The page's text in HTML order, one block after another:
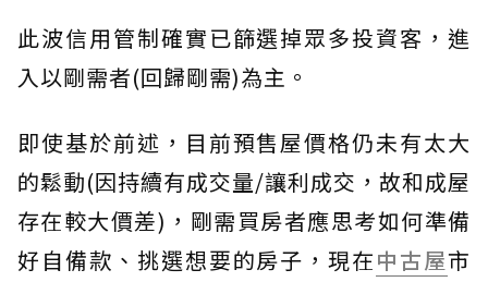
此波信用管制確實已篩選掉眾多投資客，進
入以剛需者(回歸剛需)為主。
即使基於前述，目前預售屋價格仍未有太大
的鬆動(因持續有成交量/讓利成交，故和成屋
存在較大價差)，剛需買房者應思考如何準備
好自備款、挑選想要的房子，現在中古屋市